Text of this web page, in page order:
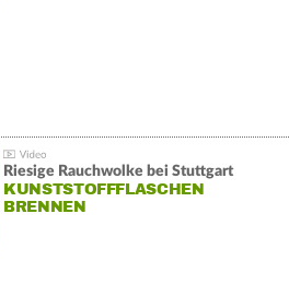
Riesige Rauchwolke bei Stuttgart
KUNSTSTOFFFLASCHEN
BRENNEN